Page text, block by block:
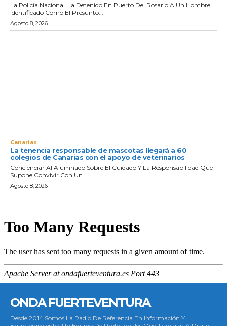
La Policía Nacional Ha Detenido En Puerto Del Rosario A Un Hombre
Identificado Como El Presunto...
Agosto 8, 2026
Canarias
La tenencia responsable de mascotas llegará a 60
colegios de Canarias con el apoyo de veterinarios
Concienciar Al Alumnado Sobre El Cuidado Y La Responsabilidad Que
Supone Convivir Con Un...
Agosto 8, 2026
ONDA FUERTEVENTURA
Desde 2014 Somos La Radio De Referencia En Información Y